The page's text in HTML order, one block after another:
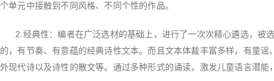
个单元中接触到不同风格、不同个性的作品。
2. 经典性：编者在广泛选材的基础上，进行了一次次精心遴选，被
的，有节奏、有意蕴的经典诗性文本。而且文本体裁丰富多样，有童谣
外现代诗以及诗性的散文等。通过多种形式的诵读，激发儿童语言潜能